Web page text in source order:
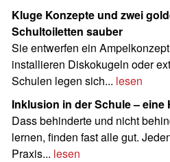
Kluge Konzepte und zwei goldene Regeln: So bleiben
Schultoiletten sauber
Sie entwerfen ein
installieren Diskokugeln oder
Schulen legen sich... lesen
Inklusion in der Schule –
Dass behinderte und nicht
lernen, finden fast alle gut.
Praxis... lesen